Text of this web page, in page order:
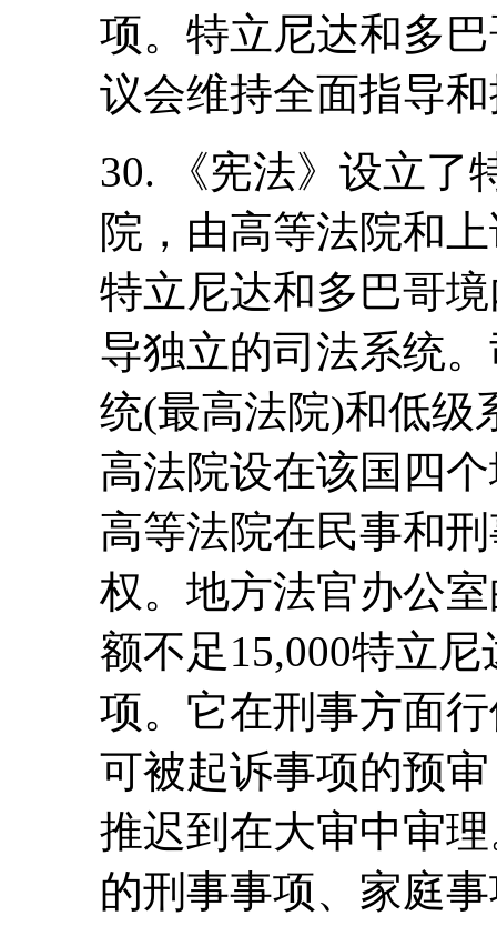
项。特立尼达和多
议会维持全面指导
30. 《宪法》设立了
院，由高等法院和
特立尼达和多巴哥
导独立的司法系统
统(最高法院)和低级
高法院设在该国四
高等法院在民事和
权。地方法官办公
额不足15,000特立
项。它在刑事方面
可被起诉事项的预
推迟到在大审中审
的刑事事项、家庭